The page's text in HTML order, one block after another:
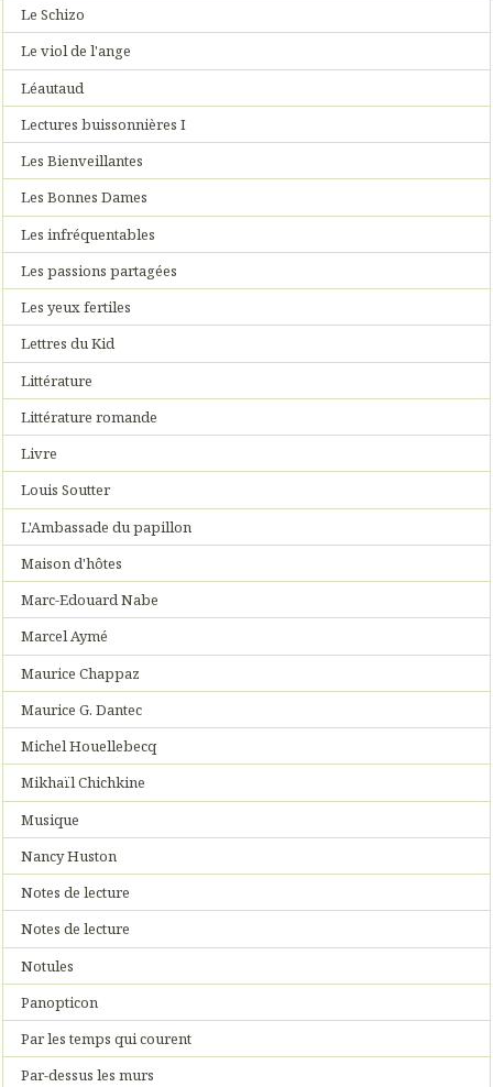
Le Schizo
Le viol de l'ange
Léautaud
Lectures buissonnières I
Les Bienveillantes
Les Bonnes Dames
Les infréquentables
Les passions partagées
Les yeux fertiles
Lettres du Kid
Littérature
Littérature romande
Livre
Louis Soutter
L'Ambassade du papillon
Maison d'hôtes
Marc-Edouard Nabe
Marcel Aymé
Maurice Chappaz
Maurice G. Dantec
Michel Houellebecq
Mikhaïl Chichkine
Musique
Nancy Huston
Notes de lecture
Notes de lecture
Notules
Panopticon
Par les temps qui courent
Par-dessus les murs